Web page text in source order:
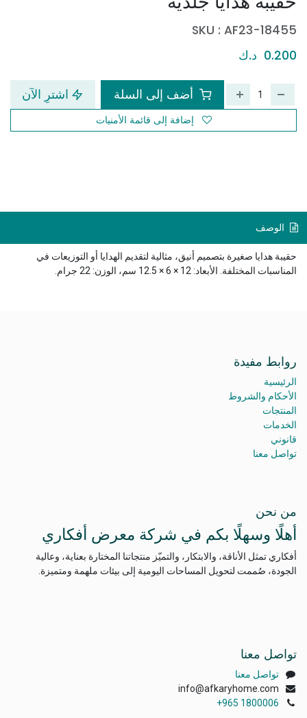
SKU : AF23-18455
0.200 د.ك
أضف إلى السلة اشترِ الآن
إضافة إلى قائمة الأمنيات
الوصف
حقيبة هدايا صغيرة بتصميم أنيق، مثالية لتقديم الهدايا أو التوزيعات في
المناسبات المختلفة. الأبعاد: 12 × 6 × 12.5 سم، الوزن: 22 جرام.
روابط مفيدة
الرئيسية
الأحكام والشروط
المنتجات
الخدمات
قانوني
تواصل معنا
من نحن
أهلًا وسهلًا بكم في شركة معرض أفكاري
أفكاري تمثل الأناقة، والابتكار، والتميّز منتجاتنا المختارة بعناية، وعالية
الجودة، صُممت لتحويل المساحات اليومية إلى بيئات ملهمة ومتميزة.
تواصل معنا
تواصل معنا
info@afkaryhome.com
+965 1800006